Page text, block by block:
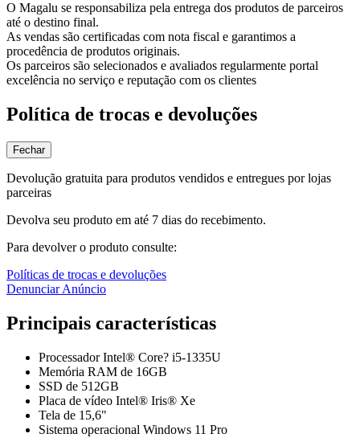
O Magalu se responsabiliza pela entrega dos produtos de parceiros
até o destino final.
As vendas são certificadas com nota fiscal e garantimos a
procedência de produtos originais.
Os parceiros são selecionados e avaliados regularmente portal
excelência no serviço e reputação com os clientes
Política de trocas e devoluções
Fechar
Devolução gratuita para produtos vendidos e entregues por lojas
parceiras
Devolva seu produto em até 7 dias do recebimento.
Para devolver o produto consulte:
Políticas de trocas e devoluções
Denunciar Anúncio
Principais características
Processador Intel® Core? i5-1335U
Memória RAM de 16GB
SSD de 512GB
Placa de vídeo Intel® Iris® Xe
Tela de 15,6"
Sistema operacional Windows 11 Pro